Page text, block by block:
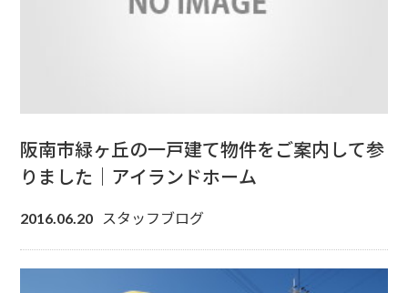
阪南市緑ヶ丘の一戸建て物件をご案内して参
りました｜アイランドホーム
2016.06.20 スタッフブログ